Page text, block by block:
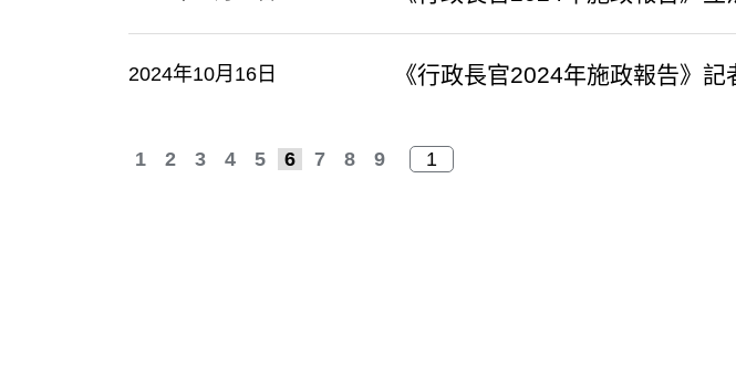
2024年10月16日 《行政長官2024年施政報告》記
1 2 3 4 5 6 7 8 9